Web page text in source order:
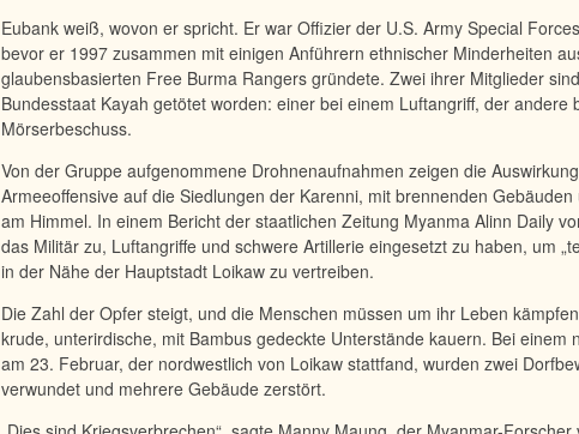
Eubank weiß, wovon er spricht. Er war Offizier der U.S. Army Special
bevor er 1997 zusammen mit einigen Anführern ethnischer Minderheiten
glaubensbasierten Free Burma Rangers gründete. Zwei ihrer Mitglieder
Bundesstaat Kayah getötet worden: einer bei einem Luftangriff, der andere
Mörserbeschuss.
Von der Gruppe aufgenommene Drohnenaufnahmen zeigen die
Armeeoffensive auf die Siedlungen der Karenni, mit brennenden
am Himmel. In einem Bericht der staatlichen Zeitung Myanma Alinn Daily
das Militär zu, Luftangriffe und schwere Ar­tillerie eingesetzt zu haben, um
in der Nähe der Hauptstadt Loikaw zu vertreiben.
Die Zahl der Opfer steigt, und die Menschen müssen um ihr Leben
krude, unterir­dische, mit Bambus gedeckte Unterstände kauern. Bei einem
am 23. Februar, der nordwestlich von Loikaw stattfand, wurden zwei
verwundet und mehrere Gebäu­de zerstört.